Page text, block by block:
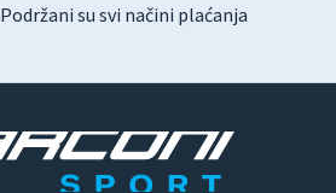
Podržani su svi načini plaćanja